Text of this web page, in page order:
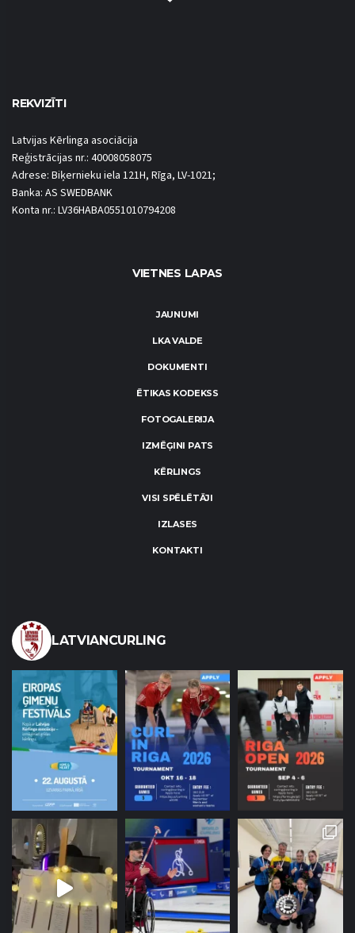
REKVIZĪTI
Latvijas Kērlinga asociācija
Reģistrācijas nr.: 40008058075
Adrese: Biķernieku iela 121H, Rīga, LV-1021;
Banka: AS SWEDBANK
Konta nr.: LV36HABA0551010794208
VIETNES LAPAS
JAUNUMI
LKA VALDE
DOKUMENTI
ĒTIKAS KODEKSS
FOTOGALERIJA
IZMĒĢINI PATS
KĒRLINGS
VISI SPĒLĒTĀJI
IZLASES
KONTAKTI
LATVIANCURLING